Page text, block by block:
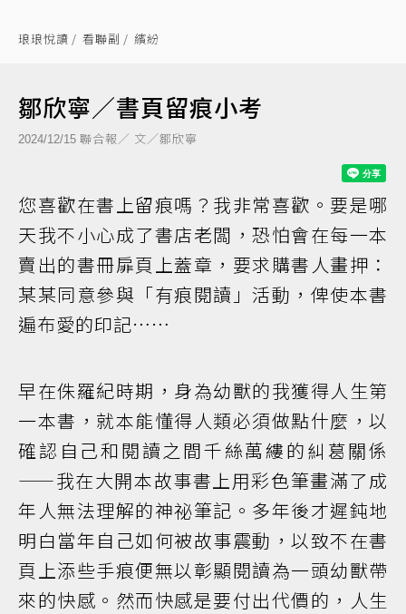
琅琅悅讀 看聯副 繽紛
鄒欣寧／書頁留痕小考
2024/12/15 聯合報／ 文／鄒欣寧
您喜歡在書上留痕嗎？我非常喜歡。要是哪
天我不小心成了書店老闆，恐怕會在每一本
賣出的書冊扉頁上蓋章，要求購書人畫押：
某某同意參與「有痕閱讀」活動，俾使本書
遍布愛的印記……
早在侏羅紀時期，身為幼獸的我獲得人生第
一本書，就本能懂得人類必須做點什麼，以
確認自己和閱讀之間千絲萬縷的糾葛關係
——我在大開本故事書上用彩色筆畫滿了成
年人無法理解的神祕筆記。多年後才遲鈍地
明白當年自己如何被故事震動，以致不在書
頁上添些手痕便無以彰顯閱讀為一頭幼獸帶
來的快感。然而快感是要付出代價的，人生